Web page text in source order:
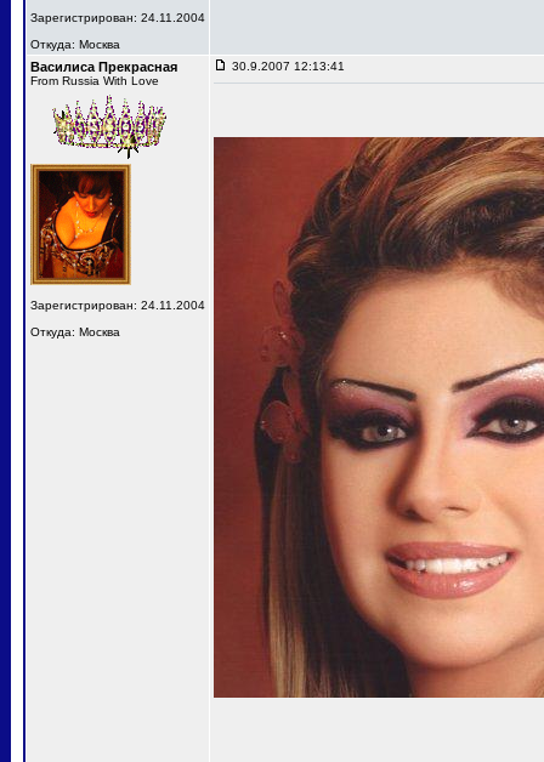
Зарегистрирован: 24.11.2004
Откуда: Москва
Василиса Прекрасная
From Russia With Love
Зарегистрирован: 24.11.2004
Откуда: Москва
30.9.2007 12:13:41